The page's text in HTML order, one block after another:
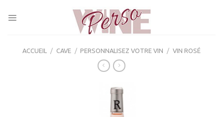
ACCUEIL / CAVE / PERSONNALISEZ VOTRE VIN / VIN ROSÉ